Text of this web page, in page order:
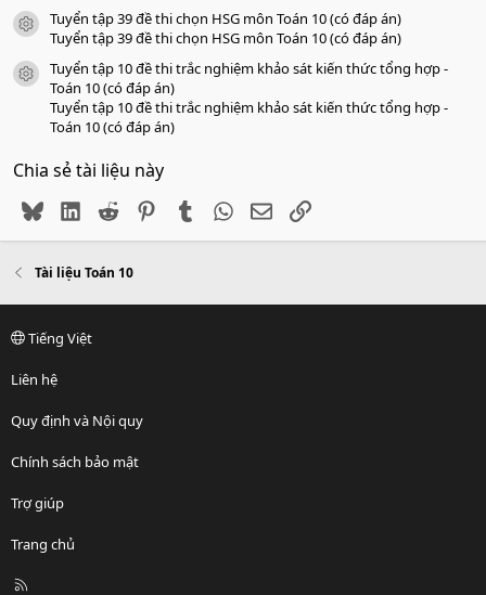
icon tài liệu
Tuyển tập 39 đề thi chọn HSG môn Toán 10 (có đáp án)
Tuyển tập 39 đề thi chọn HSG môn Toán 10 (có đáp án)
icon tài liệu
Tuyển tập 10 đề thi trắc nghiệm khảo sát kiến thức tổng hợp -
Toán 10 (có đáp án)
Tuyển tập 10 đề thi trắc nghiệm khảo sát kiến thức tổng hợp -
Toán 10 (có đáp án)
Chia sẻ tài liệu này
BlueskyLinkedIn
Reddit PinterestTumblr WhatsApp
EmailLink
Tài liệu Toán 10
Tiếng Việt
Liên hệ
Quy định và Nội quy
Chính sách bảo mật
Trợ giúp
Trang chủ
R